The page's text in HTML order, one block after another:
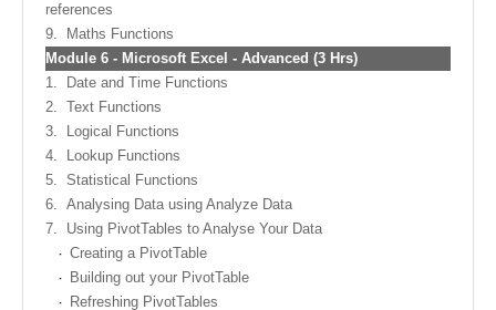
references
9.
Maths Functions
Module 6 - Microsoft Excel - Advanced (3 Hrs)
1.
Date and Time Functions
2. Text Functions
3.
Logical Functions
4.
Lookup Functions
5. Statistical Functions
6. Analysing Data using Analyze Data
7.
Using PivotTables to Analyse Your Data
Creating a PivotTable
Building out your PivotTable
Refreshing PivotTables